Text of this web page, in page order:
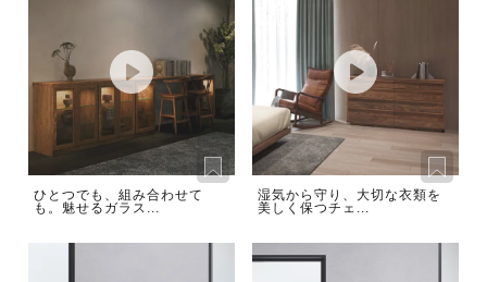
ひとつでも、組み合わせて
も。魅せるガラス...
湿気から守り、大切な衣類を
美しく保つチェ...